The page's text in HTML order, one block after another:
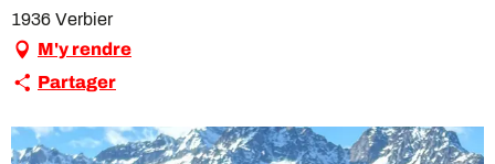
1936 Verbier
M'y rendre
Partager